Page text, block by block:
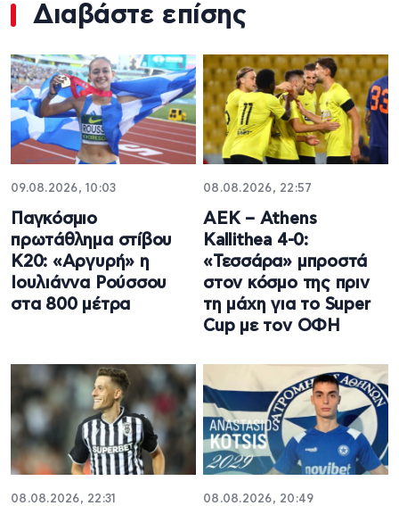
Διαβάστε επίσης
09.08.2026, 10:03
Παγκόσμιο
πρωτάθλημα στίβου
Κ20: «Αργυρή» η
Ιουλιάννα Ρούσσου
στα 800 μέτρα
08.08.2026, 22:57
ΑΕΚ – Athens
Kallithea 4-0:
«Τεσσάρα» μπροστά
στον κόσμο της πριν
τη μάχη για το Super
Cup με τον ΟΦΗ
08.08.2026, 22:31 08.08.2026, 20:49